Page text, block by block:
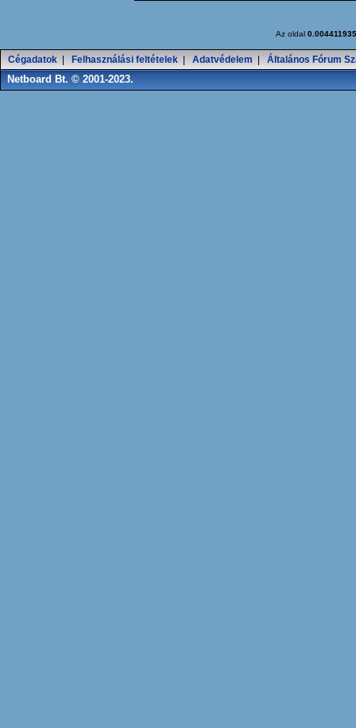
Az oldal
Cégadatok Felhasználási feltételek Adatvédelem Általános Fórum
Netboard Bt. © 2001-2023.